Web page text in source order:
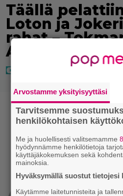
Täällä
Loton ja
rahat –
ABC:lla,
Arvostamme yksityisyyttäsi
Tarvitsemme
henkilökohtaisen
Me ja huolellisesti valitsemamme
hyödynnämme henkilötietoja
käyttäjäkokemuksen sekä
mainoksia.
Hyväksymällä suostut tietojesi
Käytämme laitetunnisteita ja